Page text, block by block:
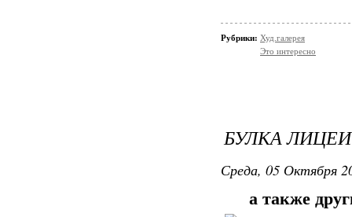
Рубрики: Худ.галерея
Это интересно
БУЛКА
Среда, 05 Октября
а также